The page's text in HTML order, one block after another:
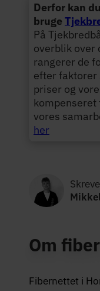
Derfor kan
bruge
På
overblik over
rangerer de
efter faktorer
priser og
kompenseret
vores
her
Om
Fibernettet i